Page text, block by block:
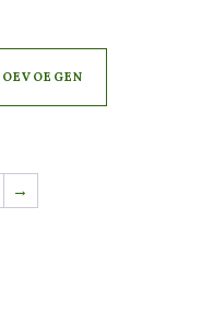
→